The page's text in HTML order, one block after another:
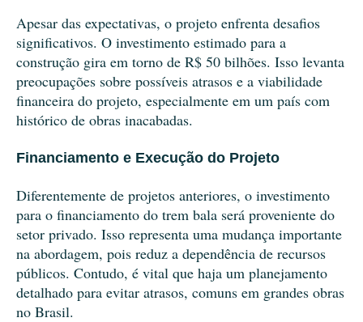
Apesar das expectativas, o projeto enfrenta desafios
significativos. O investimento estimado para a
construção gira em torno de R$ 50 bilhões. Isso levanta
preocupações sobre possíveis atrasos e a viabilidade
financeira do projeto, especialmente em um país com
histórico de obras inacabadas.
Financiamento e Execução do Projeto
Diferentemente de projetos anteriores, o investimento
para o financiamento do trem bala será proveniente do
setor privado. Isso representa uma mudança importante
na abordagem, pois reduz a dependência de recursos
públicos. Contudo, é vital que haja um planejamento
detalhado para evitar atrasos, comuns em grandes obras
no Brasil.